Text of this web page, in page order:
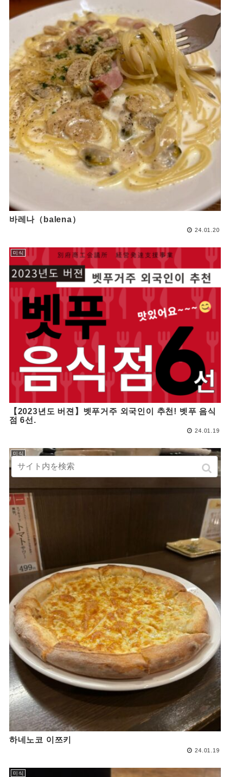
바레나（balena）
24.01.20
미식
【2023년도 버젼】벳푸거주 외국인이 추천! 벳푸 음식
점 6선.
24.01.19
미식
하네노코 이쯔키
24.01.19
미식